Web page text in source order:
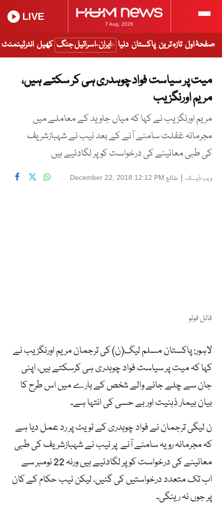
7 Aug, 2026
LIVE
صفحۂ اول تازہ ترین پاکستان دنیا ایران-اسرائیل جنگ کھیل انٹرٹینمنٹ
میت پر سیاست فواد چوہدری ہی کر سکتے ہیں،
مریم اورنگزیب
مریم اورنگزیب نے کہا کہ میاں جاوید کے معاملے میں
مجرمانہ غفلت سامنے آنے کے بعد نیب نے شہبازشریف
کی طبی معائینے کی درخواست کو پر لگادئیے ہیں
ویب ڈیسک | شائع December 22, 2018 12:12 PM
فائل فوٹو
لاہور: پاکستان مسلم لیگ(ن) کی ترجمان مریم اورنگزیب نے
کہا کہ میت پر سیاست فواد چوہدری ہی کرسکتے ہیں، اپنی
جان سے چلے جانے والے شخص کے بارے میں اس طرح کا
بیان بیمار ذہنیت اور بے حسی کی انتہا ہے۔
ن لیگی ترجمان نے فواد چوہدری کے ٹویٹ پر رد عمل دیا ہے
کہ مجرمانہ رویہ سامنے آنے پر نیب نے شہبازشریف کی طبی
معائینے کی درخواست کو پر لگادئیے ہیں ورنہ 22 نومبر سے
اب تک متعدد درخواستیں کی گئیں، لیکن نیب حکام کے کان
پر جوں نہ رینگی۔